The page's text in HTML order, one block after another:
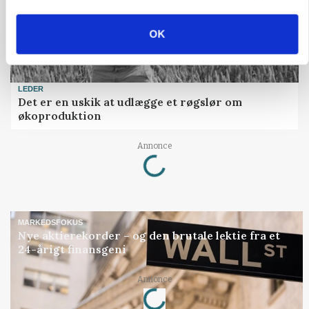
OK
LEDER
Det er en uskik at udlægge et røgslør om
økoproduktion
Annonce
Loading...
MARKEDSFOKUS
Nye aktierekorder – og den brutale lektie fra et
24-årigt finansgeni
Annonce
Loading...